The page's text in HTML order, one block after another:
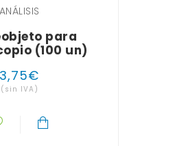
ANÁLISIS
para
(100 un)
3,75€
(sin IVA)